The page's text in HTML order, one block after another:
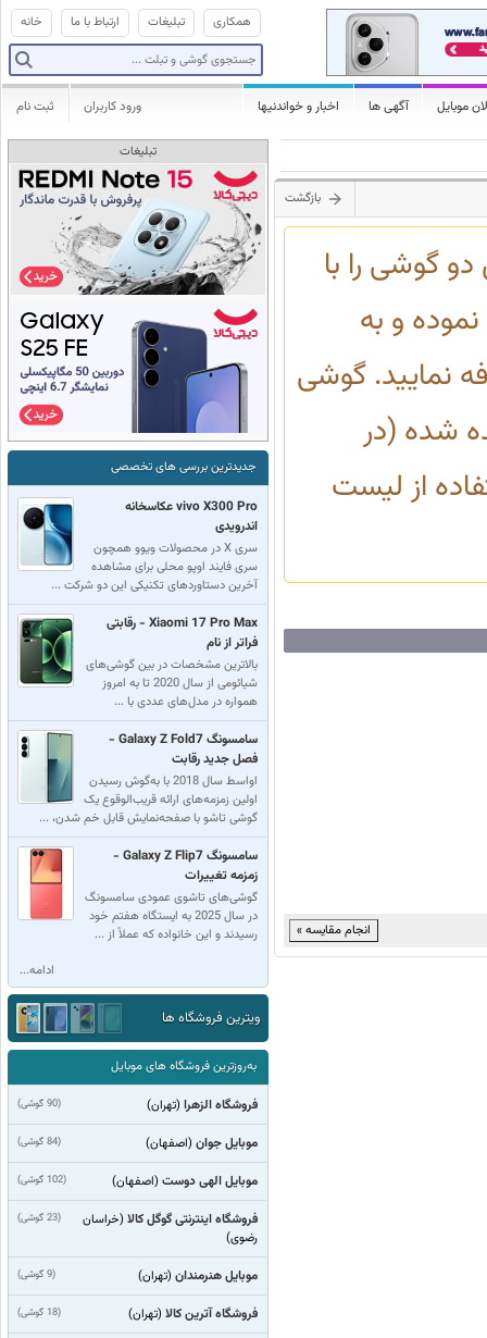
خانه ارتباط با ما تبلیغات همکاری
موبایل آگهی ها اخبار و خواندنیها ثبت نام ورود کاربران
بازگشت
گوشی را با
و به
نمایید. گوشی
شده (در
از لیست
تبلیغات
جدیدترین بررسی های تخصصی
vivo X300 Pro عکاسخانه
اندرویدی
سری X در محصولات ویوو همچون
سری فایند اوپو محلی برای مشاهده
آخرین دستاوردهای تکنیکی این دو شرکت ...
Xiaomi 17 Pro Max - رقابتی
فراتر از نام
بالاترین مشخصات در بین گوشی‌های
شیائومی از سال 2020 تا به امروز
همواره در مدل‌های عددی با ...
سامسونگ Galaxy Z Fold7 -
فصل جدید رقابت
اواسط سال 2018 با به‌گوش رسیدن
اولین زمزمه‌های ارائه قریب‌الوقوع یک
گوشی تاشو با صفحه‌نمایش قابل خم شدن، ...
سامسونگ Galaxy Z Flip7 -
زمزمه تغییرات
گوشی‌های تاشوی عمودی سامسونگ
در سال 2025 به ایستگاه هفتم خود
رسید‌‌ند و این خانواده که عملاً از ...
ادامه...
ویترین فروشگاه ها
به‌روزترین فروشگاه های موبایل
(90 گوشی) فروشگاه الزهرا (تهران)
(84 گوشی) موبایل جوان (اصفهان)
(102 گوشی) موبایل الهی دوست (اصفهان)
(23 گوشی) فروشگاه اینترنتی گوگل کالا (خراسان
رضوی)
(9 گوشی) موبایل هنرمندان (تهران)
(18 گوشی) فروشگاه آترین کالا (تهران)